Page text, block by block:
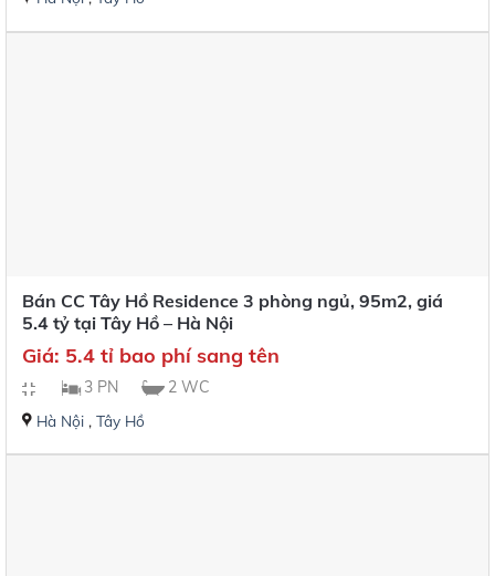
Bán CC Tây Hồ Residence 3 phòng ngủ, 95m2, giá
5.4 tỷ tại Tây Hồ – Hà Nội
Giá: 5.4 tỉ bao phí sang tên
3 PN 2 WC
Hà Nội, Tây Hồ